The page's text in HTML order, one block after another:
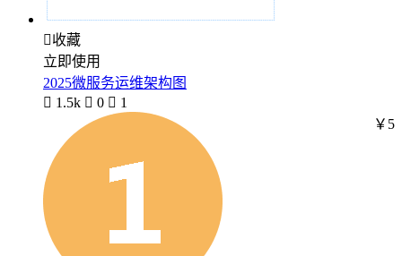
收藏
立即使用
2025微服务运维架构图
 1.5k  0  1
￥5